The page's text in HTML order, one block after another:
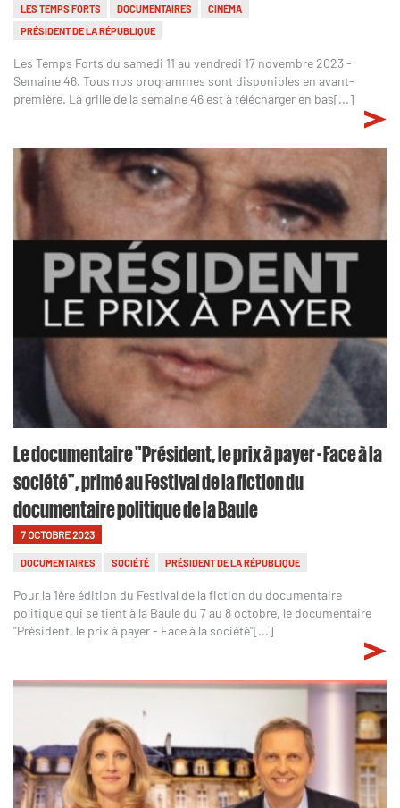
LES TEMPS FORTS DOCUMENTAIRES
CINÉMA
PRÉSIDENT DE LA RÉPUBLIQUE
Les Temps Forts du samedi 11 au vendredi 17 novembre 2023 -
Semaine 46. Tous nos programmes sont disponibles en avant-
première. La grille de la semaine 46 est à télécharger en bas[...]
Le documentaire "Président, le prix à payer - Face à la
société", primé au Festival de la fiction du
documentaire politique de la Baule
7 OCTOBRE 2023
DOCUMENTAIRES SOCIÉTÉ PRÉSIDENT DE LA RÉPUBLIQUE
Pour la 1ère édition du Festival de la fiction du documentaire
politique qui se tient à la Baule du 7 au 8 octobre, le documentaire
"Président, le prix à payer - Face à la société"[...]